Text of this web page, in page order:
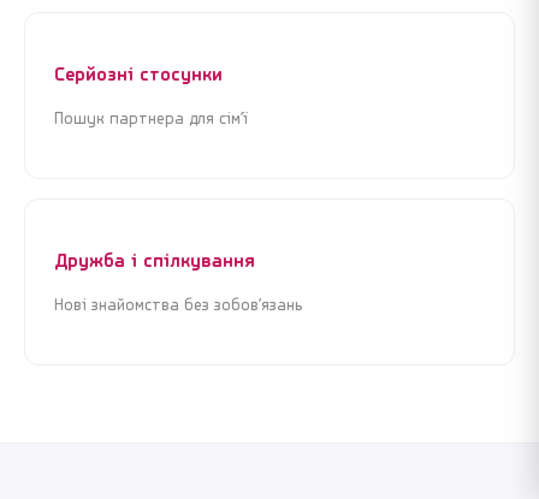
Серйозні стосунки
Пошук партнера для сім’ї
Дружба і спілкування
Нові знайомства без зобов’язань